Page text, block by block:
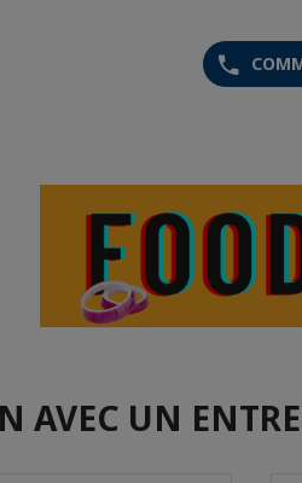
AVEC UN